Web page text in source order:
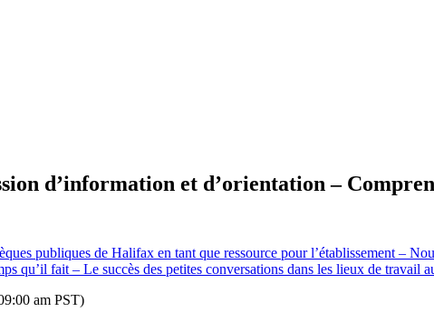
d’information et d’orientation –
publiques de Halifax en tant que ressource pour l’établissement –
qu’il fait – Le succès des petites conversations dans les lieux de travail
am PST)